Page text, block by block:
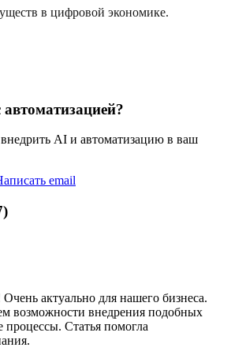
в цифровой экономике.
AI и автоматизацию в ваш
email
актуально для нашего бизнеса.
возможности внедрения подобных
процессы. Статья помогла